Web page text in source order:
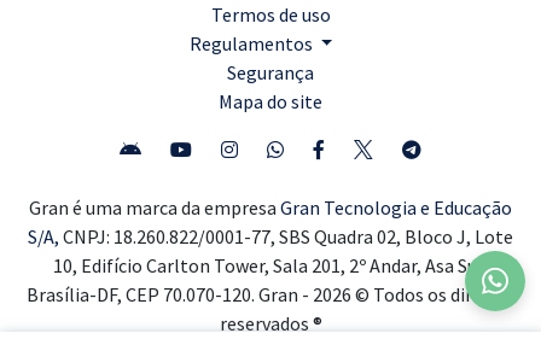
Termos de uso
Regulamentos
Segurança
Mapa do site
Gran é uma marca da empresa Gran Tecnologia e Educação
S/A, CNPJ: 18.260.822/0001-77, SBS Quadra 02, Bloco J, Lote
10, Edifício Carlton Tower, Sala 201, 2º Andar, Asa Sul,
Brasília-DF, CEP 70.070-120. Gran - 2026 © Todos os direitos
reservados ®